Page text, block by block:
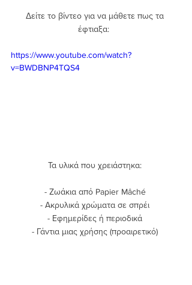
Δείτε το βίντεο για να μάθετε πως τα
έφτιαξα:
https://www.youtube.com/watch?
v=BWDBNP4TQS4
Τα υλικά που χρειάστηκα:
- Ζωάκια από Papier Mâché
- Ακρυλικά χρώματα σε σπρέι
- Εφημερίδες ή περιοδικά
- Γάντια μιας χρήσης (προαιρετικό)